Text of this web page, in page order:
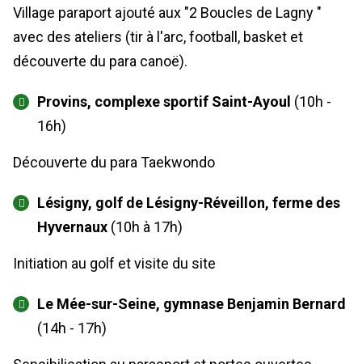
Village paraport ajouté aux "2 Boucles de Lagny "
avec des ateliers (tir à l'arc, football, basket et
découverte du para canoë).
Provins, complexe sportif Saint-Ayoul (10h -
16h)
Découverte du para Taekwondo
Lésigny, golf de Lésigny-Réveillon, ferme des
Hyvernaux (10h à 17h)
Initiation au golf et visite du site
Le Mée-sur-Seine, gymnase Benjamin Bernard
(14h - 17h)